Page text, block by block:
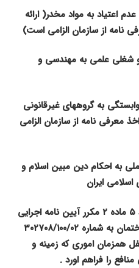
اعتیاد به مواد مخدر( ارائه
نامه از سازمان الزامی است)
علمی به مهندسی و
به گروههای غیرقانونی
معرفی نامه از سازمان الزامی
به احکام دین مبین اسلام و
ایران
۵
ماده ۲ مکرر آیین نامه اجرایی
قانون نظام مهندسی و کنترل ساختمان به شماره ۳۰۲۷۰۸/۱۰۰/۰۲
از تکفل همزمان اموری که زمینه و
را فراهم اورد .